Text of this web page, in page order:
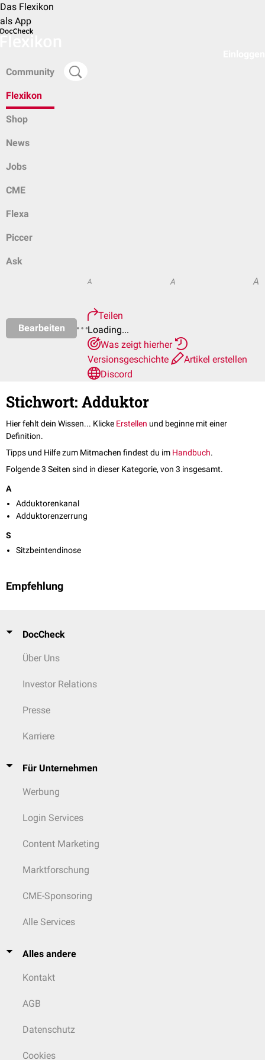
Das Flexikon
als App
Community
Flexikon
Shop
News
Jobs
CME
Flexa
Piccer
Ask
Bearbeiten
A A A
Teilen
Loading...
Was zeigt hierher
Versionsgeschichte
Artikel erstellen
Discord
Stichwort: Adduktor
Hier fehlt dein Wissen... Klicke Erstellen und beginne mit einer
Definition.
Tipps und Hilfe zum Mitmachen findest du im Handbuch.
Folgende 3 Seiten sind in dieser Kategorie, von 3 insgesamt.
A
Adduktorenkanal
Adduktorenzerrung
S
Sitzbeintendinose
Empfehlung
DocCheck
Über Uns
Investor Relations
Presse
Karriere
Für Unternehmen
Werbung
Login Services
Content Marketing
Marktforschung
CME-Sponsoring
Alle Services
Alles andere
Kontakt
AGB
Datenschutz
Cookies